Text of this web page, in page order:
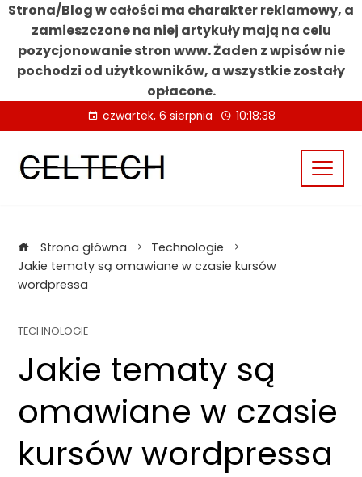
Strona/Blog w całości ma charakter reklamowy, a
zamieszczone na niej artykuły mają na celu
pozycjonowanie stron www. Żaden z wpisów nie
pochodzi od użytkowników, a wszystkie zostały
opłacone.
to
content
czwartek, 6 sierpnia 10:18:38
Strona główna
Technologie
Jakie tematy są omawiane w czasie kursów
wordpressa
TECHNOLOGIE
Jakie tematy są
omawiane w czasie
kursów wordpressa